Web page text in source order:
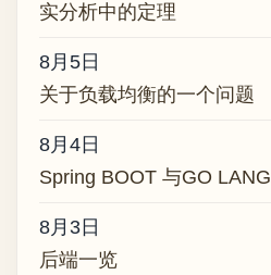
实分析中的定理
8月5日
关于负载均衡的一个问题
8月4日
Spring BOOT 与GO LANG
8月3日
后端一览